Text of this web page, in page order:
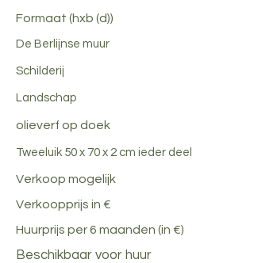
Formaat (hxb (d))
De Berlijnse muur
Schilderij
Landschap
olieverf op doek
Tweeluik 50 x 70 x 2 cm ieder deel
Verkoop mogelijk
Verkoopprijs in €
Huurprijs per 6 maanden (in €)
Beschikbaar voor huur